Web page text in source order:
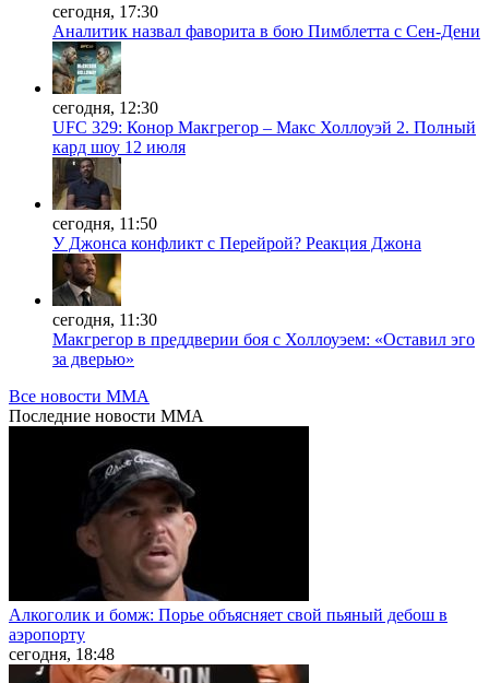
сегодня, 17:30
Аналитик назвал фаворита в бою Пимблетта с Сен-Дени
сегодня, 12:30
UFC 329: Конор Макгрегор – Макс Холлоуэй 2. Полный
кард шоу 12 июля
сегодня, 11:50
У Джонса конфликт с Перейрой? Реакция Джона
сегодня, 11:30
Макгрегор в преддверии боя с Холлоуэем: «Оставил эго
за дверью»
Все новости MMA
Последние новости MMA
Алкоголик и бомж: Порье объясняет свой пьяный дебош в
аэропорту
сегодня, 18:48